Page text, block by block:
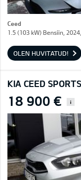
Ceed
1.5 (103 kW) Bensiin,
OLEN HUVITATUD!
KIA CEED
18 900 € i